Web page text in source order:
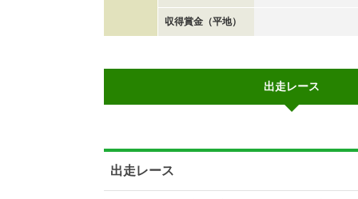
収得賞金（平地）
出走レース
出走レース